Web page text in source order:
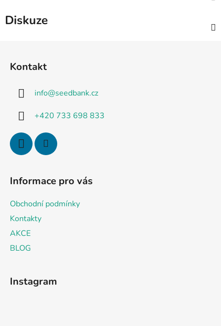
Diskuze
Kontakt
info@seedbank.cz
+420 733 698 833
Informace pro vás
Obchodní podmínky
Kontakty
AKCE
BLOG
Instagram